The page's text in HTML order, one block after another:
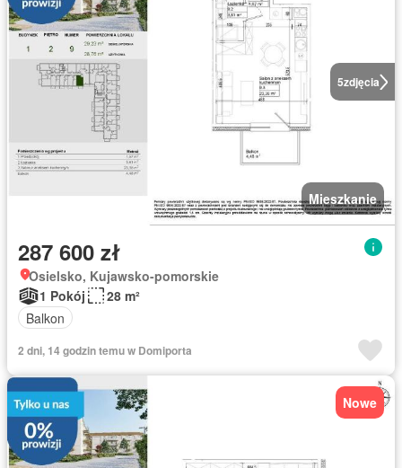
5zdjęcia
Mieszkanie
287 600 zł
Osielsko, Kujawsko-pomorskie
1 Pokój
28 m²
Balkon
2 dni, 14 godzin temu w Domiporta
Nowe